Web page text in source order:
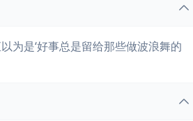
为是‘好事总是留给那些做波浪舞的